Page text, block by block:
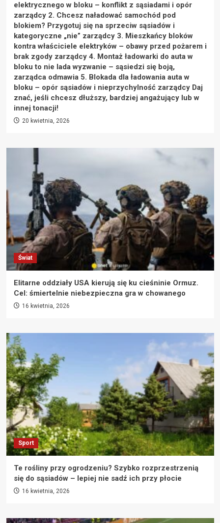
elektrycznego w bloku – konflikt z sąsiadami i opór
zarządcy 2. Chcesz naładować samochód pod
blokiem? Przygotuj się na sprzeciw sąsiadów i
kategoryczne „nie” zarządcy 3. Mieszkańcy bloków
kontra właściciele elektryków – obawy przed pożarem i
brak zgody zarządcy 4. Montaż ładowarki do auta w
bloku to nie lada wyzwanie – sąsiedzi się boją,
zarządca odmawia 5. Blokada dla ładowania auta w
bloku – opór sąsiadów i nieprzychylność zarządcy Daj
znać, jeśli chcesz dłuższy, bardziej angażujący lub w
innej tonacji!
20 kwietnia, 2026
Świat
Elitarne oddziały USA kierują się ku cieśninie Ormuz.
Cel: śmiertelnie niebezpieczna gra w chowanego
16 kwietnia, 2026
Sport
Te rośliny przy ogrodzeniu? Szybko rozprzestrzenią
się do sąsiadów – lepiej nie sadź ich przy płocie
16 kwietnia, 2026